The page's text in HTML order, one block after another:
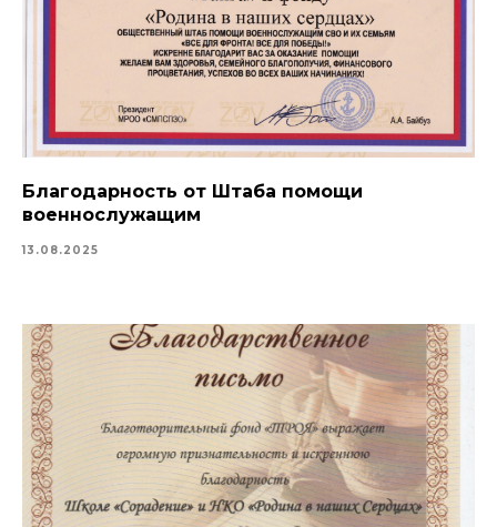
Благодарность от Штаба помощи
военнослужащим
13.08.2025